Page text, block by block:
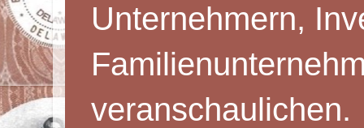
Unternehmern,
veranschaulichen.